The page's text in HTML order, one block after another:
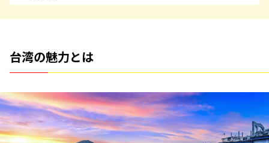
台湾の魅力とは